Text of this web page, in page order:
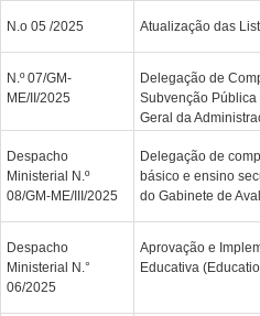
N.o 05 /2025 Atualização das
N.º 07/GM-
ME/II/2025
Delegação de
Subvenção Pública
Geral da
Despacho
Ministerial N.º
08/GM-ME/III/2025
Delegação de
básico e ensino
do Gabinete de
Despacho
Ministerial N.°
06/2025
Aprovação e
Educativa